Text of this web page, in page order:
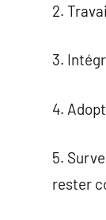
2.
3.
4.
5.
rester